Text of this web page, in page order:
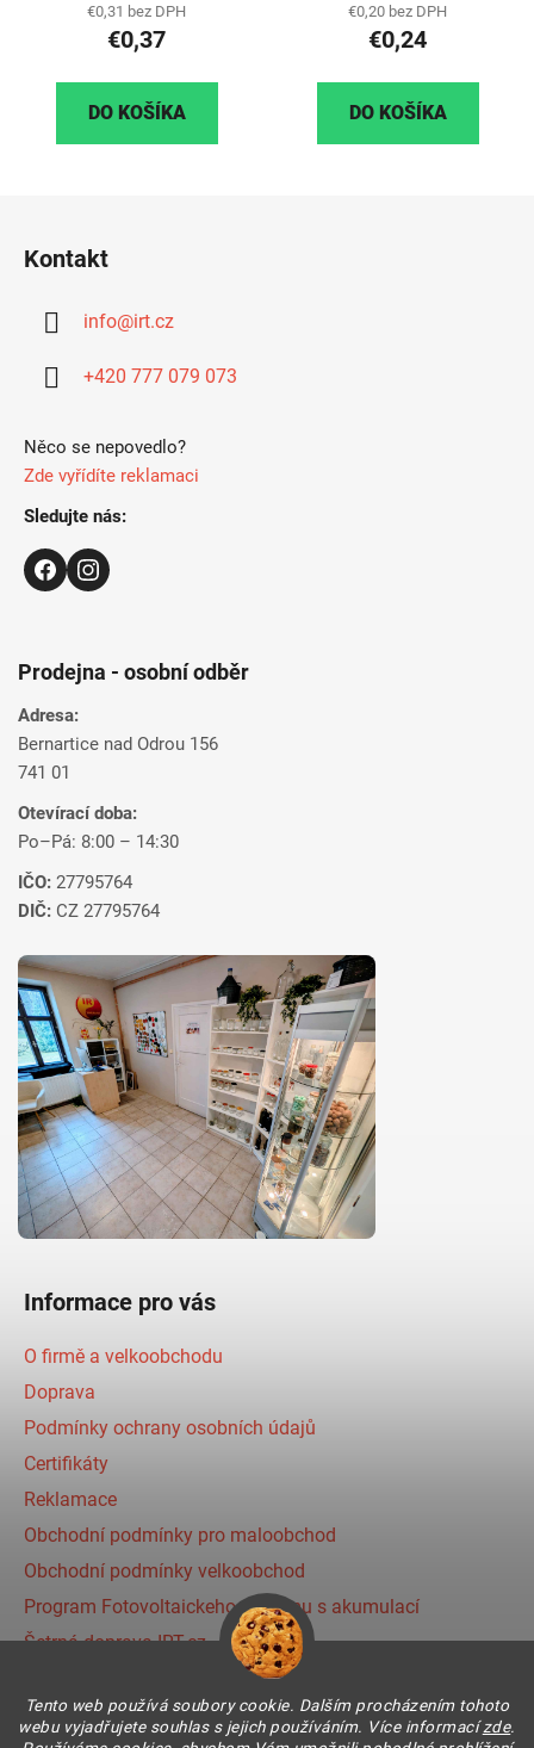
Tento web používá soubory cookie. Dalším procházením tohoto
webu vyjadřujete souhlas s jejich používáním. Více informacízde.
€0,31 bez DPH
€0,37
DO KOŠÍKA
€0,20 bez DPH
€0,24
DO KOŠÍKA
Kontakt
info@irt.cz
+420 777 079 073
Něco se nepovedlo?
Zde vyřídíte reklamaci
Sledujte nás:
Prodejna - osobní odběr
Adresa:
Bernartice nad Odrou 156
741 01
Otevírací doba:
Po–Pá: 8:00 – 14:30
IČO: 27795764
DIČ: CZ 27795764
Informace pro vás
O firmě a velkoobchodu
Doprava
Podmínky ochrany osobních údajů
Certifikáty
Reklamace
Obchodní podmínky pro maloobchod
Obchodní podmínky velkoobchod
Program Fotovoltaickeho systému s akumulací
Šetrná doprava IRT.cz
Prihlásenie affiliate partnera